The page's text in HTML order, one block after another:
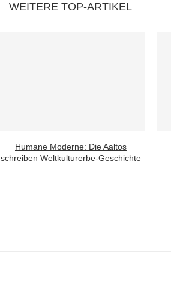
WEITERE TOP-ARTIKEL
Humane Moderne: Die Aaltos
schreiben Weltkulturerbe-Geschichte